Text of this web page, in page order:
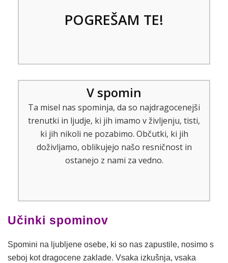
POGREŠAM TE!
V spomin
Ta misel nas spominja, da so najdragocenejši
trenutki in ljudje, ki jih imamo v življenju, tisti,
ki jih nikoli ne pozabimo. Občutki, ki jih
doživljamo, oblikujejo našo resničnost in
ostanejo z nami za vedno.
Učinki spominov
Spomini na ljubljene osebe, ki so nas zapustile, nosimo s
seboj kot dragocene zaklade. Vsaka izkušnja, vsaka